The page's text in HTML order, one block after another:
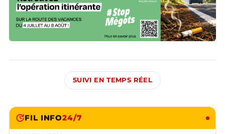
SUIVI EN TEMPS RÉEL
FIL INFO24/7